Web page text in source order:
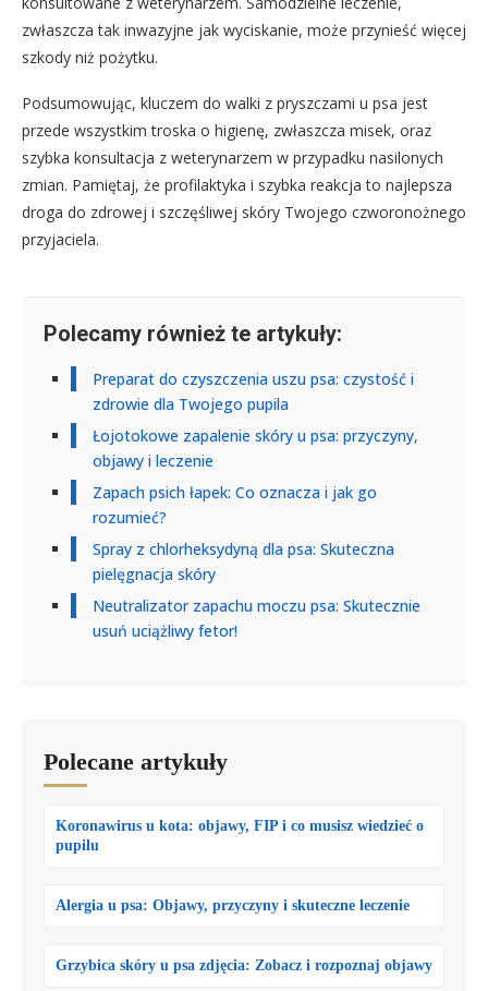
zwłaszcza tak inwazyjne jak wyciskanie, może przynieść więcej
szkody niż pożytku.
Podsumowując, kluczem do walki z pryszczami u psa jest
przede wszystkim troska o higienę, zwłaszcza misek, oraz
szybka konsultacja z weterynarzem w przypadku nasilonych
zmian. Pamiętaj, że profilaktyka i szybka reakcja to najlepsza
droga do zdrowej i szczęśliwej skóry Twojego czworonożnego
przyjaciela.
Polecamy również te artykuły:
Preparat do czyszczenia uszu psa: czystość i
zdrowie dla Twojego pupila
Łojotokowe zapalenie skóry u psa: przyczyny,
objawy i leczenie
Zapach psich łapek: Co oznacza i jak go
rozumieć?
Spray z chlorheksydyną dla psa: Skuteczna
pielęgnacja skóry
Neutralizator zapachu moczu psa: Skutecznie
usuń uciążliwy fetor!
Polecane artykuły
Koronawirus u kota: objawy, FIP i co musisz wiedzieć o
pupilu
Alergia u psa: Objawy, przyczyny i skuteczne leczenie
Grzybica skóry u psa zdjęcia: Zobacz i rozpoznaj objawy